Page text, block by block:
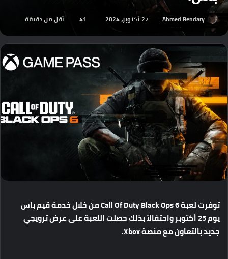
Ahmed Bendary 27 أكتوبر، 2024 41 أقل من دقيقة
توفرتلعبة منخلالخدمةقيمباس
يوم
أكتوبرواحتفالاًبذلكحصلتاللعبةعلىعرضترويجي
جديدبالتعاونمعمنصة